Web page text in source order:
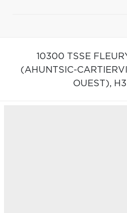
10300 TSSE
(AHUNTSIC-
OUEST),